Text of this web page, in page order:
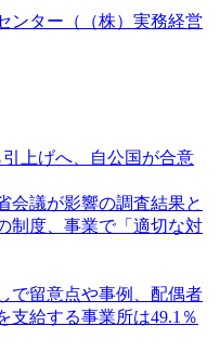
引上げへ、自公国が合意
会議が影響の調査結果と
制度、事業で「適切な対
で留意点や事例、配偶者
支給する事業所は49.1％